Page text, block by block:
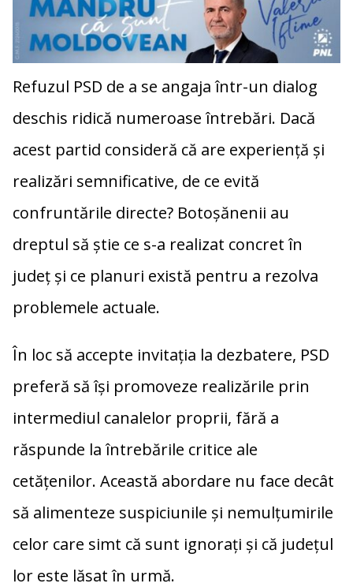
Refuzul PSD de a se angaja într-un dialog
deschis ridică numeroase întrebări. Dacă
acest partid consideră că are experiență și
realizări semnificative, de ce evită
confruntările directe? Botoșănenii au
dreptul să știe ce s-a realizat concret în
județ și ce planuri există pentru a rezolva
problemele actuale.
În loc să accepte invitația la dezbatere, PSD
preferă să își promoveze realizările prin
intermediul canalelor proprii, fără a
răspunde la întrebările critice ale
cetățenilor. Această abordare nu face decât
să alimenteze suspiciunile și nemulțumirile
celor care simt că sunt ignorați și că județul
lor este lăsat în urmă.